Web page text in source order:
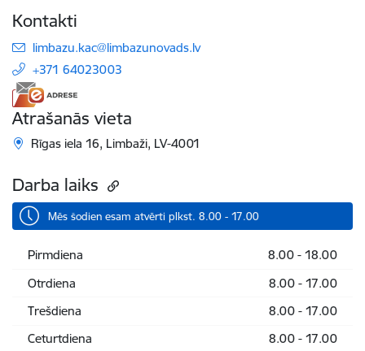
Kontakti
E-pasts:
limbazu.kac@limbazunovads.lv
+371 64023003
Atrašanās vieta
Rīgas iela 16, Limbaži, LV-4001
Darba laiks
Mēs šodien esam atvērti plkst. 8.00 - 17.00
Pirmdiena
8.00 - 18.00
Otrdiena
8.00 - 17.00
Trešdiena
8.00 - 17.00
Ceturtdiena
8.00 - 17.00